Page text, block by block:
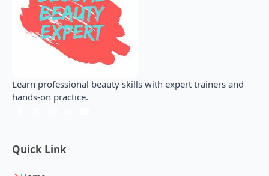
Learn professional beauty skills with expert trainers and
hands-on practice.
Quick Link